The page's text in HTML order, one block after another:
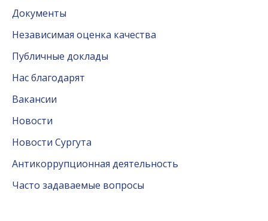
Документы
Независимая оценка качества
Публичные доклады
Нас благодарят
Вакансии
Новости
Новости Сургута
Антикоррупционная деятельность
Часто задаваемые вопросы